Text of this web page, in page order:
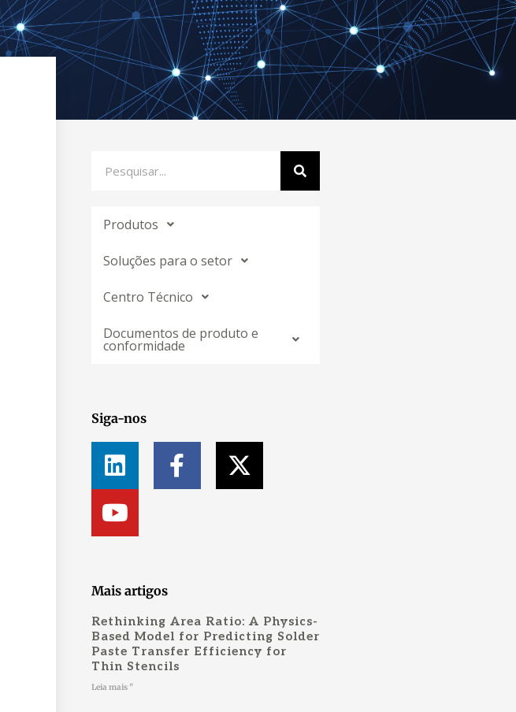
Produtos
Soluções para o setor
Centro Técnico
Documentos de produto e
conformidade
Siga-nos
L
i
n
k
e
i
n
F
a
c
k
-
f
X
-
t
e
r
Y
o
u
t
u
e
Mais artigos
Rethinking Area Ratio: A Physics-
Based Model for Predicting Solder
Paste Transfer Efficiency for
Thin Stencils
Leia mais "